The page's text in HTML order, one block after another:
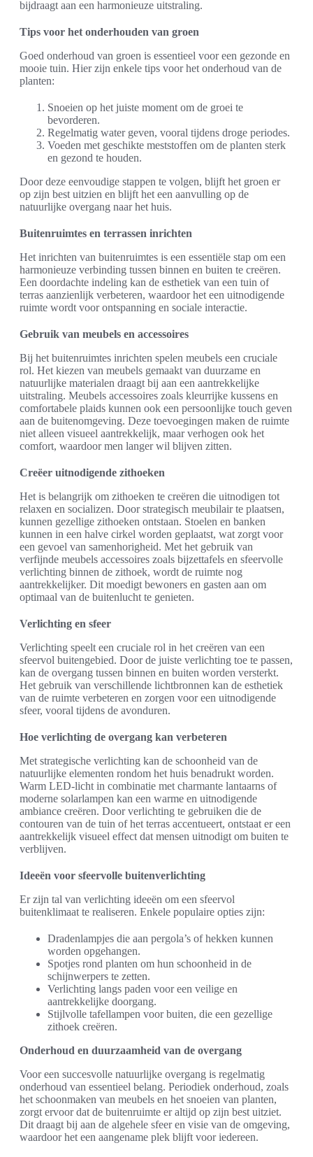
bijdraagt aan een harmonieuze uitstraling.
Tips voor het onderhouden van groen
Goed onderhoud van groen is essentieel voor een gezonde en
mooie tuin. Hier zijn enkele tips voor het onderhoud van de
planten:
Snoeien op het juiste moment om de groei te
bevorderen.
Regelmatig water geven, vooral tijdens droge periodes.
Voeden met geschikte meststoffen om de planten sterk
en gezond te houden.
Door deze eenvoudige stappen te volgen, blijft het groen er
op zijn best uitzien en blijft het een aanvulling op de
natuurlijke overgang naar het huis.
Buitenruimtes en terrassen inrichten
Het inrichten van buitenruimtes is een essentiële stap om een
harmonieuze verbinding tussen binnen en buiten te creëren.
Een doordachte indeling kan de esthetiek van een tuin of
terras aanzienlijk verbeteren, waardoor het een uitnodigende
ruimte wordt voor ontspanning en sociale interactie.
Gebruik van meubels en accessoires
Bij het buitenruimtes inrichten spelen meubels een cruciale
rol. Het kiezen van meubels gemaakt van duurzame en
natuurlijke materialen draagt bij aan een aantrekkelijke
uitstraling. Meubels accessoires zoals kleurrijke kussens en
comfortabele plaids kunnen ook een persoonlijke touch geven
aan de buitenomgeving. Deze toevoegingen maken de ruimte
niet alleen visueel aantrekkelijk, maar verhogen ook het
comfort, waardoor men langer wil blijven zitten.
Creëer uitnodigende zithoeken
Het is belangrijk om zithoeken te creëren die uitnodigen tot
relaxen en socializen. Door strategisch meubilair te plaatsen,
kunnen gezellige zithoeken ontstaan. Stoelen en banken
kunnen in een halve cirkel worden geplaatst, wat zorgt voor
een gevoel van samenhorigheid. Met het gebruik van
verfijnde meubels accessoires zoals bijzettafels en sfeervolle
verlichting binnen de zithoek, wordt de ruimte nog
aantrekkelijker. Dit moedigt bewoners en gasten aan om
optimaal van de buitenlucht te genieten.
Verlichting en sfeer
Verlichting speelt een cruciale rol in het creëren van een
sfeervol buitengebied. Door de juiste verlichting toe te passen,
kan de overgang tussen binnen en buiten worden versterkt.
Het gebruik van verschillende lichtbronnen kan de esthetiek
van de ruimte verbeteren en zorgen voor een uitnodigende
sfeer, vooral tijdens de avonduren.
Hoe verlichting de overgang kan verbeteren
Met strategische verlichting kan de schoonheid van de
natuurlijke elementen rondom het huis benadrukt worden.
Warm LED-licht in combinatie met charmante lantaarns of
moderne solarlampen kan een warme en uitnodigende
ambiance creëren. Door verlichting te gebruiken die de
contouren van de tuin of het terras accentueert, ontstaat er een
aantrekkelijk visueel effect dat mensen uitnodigt om buiten te
verblijven.
Ideeën voor sfeervolle buitenverlichting
Er zijn tal van verlichting ideeën om een sfeervol
buitenklimaat te realiseren. Enkele populaire opties zijn:
Dradenlampjes die aan pergola’s of hekken kunnen
worden opgehangen.
Spotjes rond planten om hun schoonheid in de
schijnwerpers te zetten.
Verlichting langs paden voor een veilige en
aantrekkelijke doorgang.
Stijlvolle tafellampen voor buiten, die een gezellige
zithoek creëren.
Onderhoud en duurzaamheid van de overgang
Voor een succesvolle natuurlijke overgang is regelmatig
onderhoud van essentieel belang. Periodiek onderhoud, zoals
het schoonmaken van meubels en het snoeien van planten,
zorgt ervoor dat de buitenruimte er altijd op zijn best uitziet.
Dit draagt bij aan de algehele sfeer en visie van de omgeving,
waardoor het een aangename plek blijft voor iedereen.